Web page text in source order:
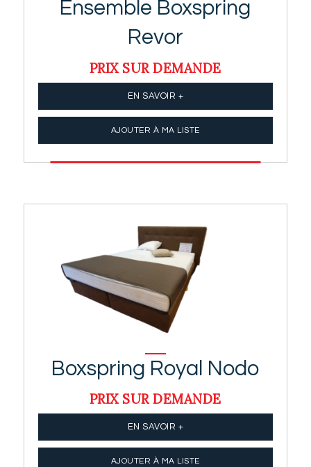
Ensemble Boxspring
Revor
PRIX SUR DEMANDE
EN SAVOIR +
AJOUTER À MA LISTE
Boxspring Royal Nodo
PRIX SUR DEMANDE
EN SAVOIR +
AJOUTER À MA LISTE